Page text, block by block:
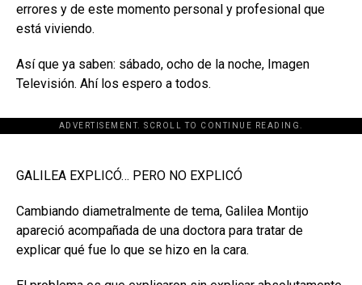
errores y de este momento personal y profesional que
está viviendo.
Así que ya saben: sábado, ocho de la noche, Imagen
Televisión. Ahí los espero a todos.
ADVERTISEMENT. SCROLL TO CONTINUE READING.
[adsforwp id="243463"]
GALILEA EXPLICÓ… PERO NO EXPLICÓ
Cambiando diametralmente de tema, Galilea Montijo
apareció acompañada de una doctora para tratar de
explicar qué fue lo que se hizo en la cara.